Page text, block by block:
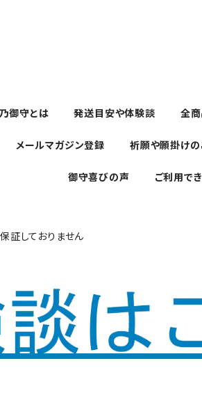
御守とは 発送目安や体験談 全
メールマガジン登録 祈願や願掛け
御守喜びの声 ご利用で
証しておりません